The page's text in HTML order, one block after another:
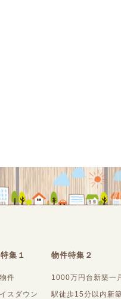
集１
件
スダウン
物件特集２
1000万円台新築一
駅徒歩15分以内新